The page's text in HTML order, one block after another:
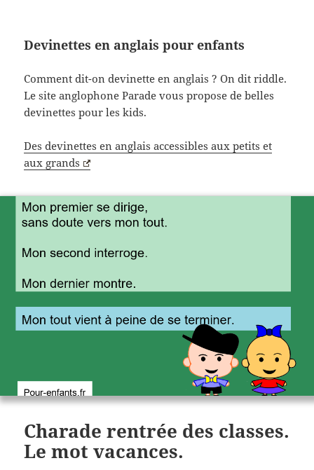
Devinettes en anglais pour enfants
Comment dit-on devinette en anglais ? On dit riddle.
Le site anglophone Parade vous propose de belles
devinettes pour les kids.
Des devinettes en anglais accessibles aux petits et
aux grands
Charade rentrée des classes.
Le mot vacances.